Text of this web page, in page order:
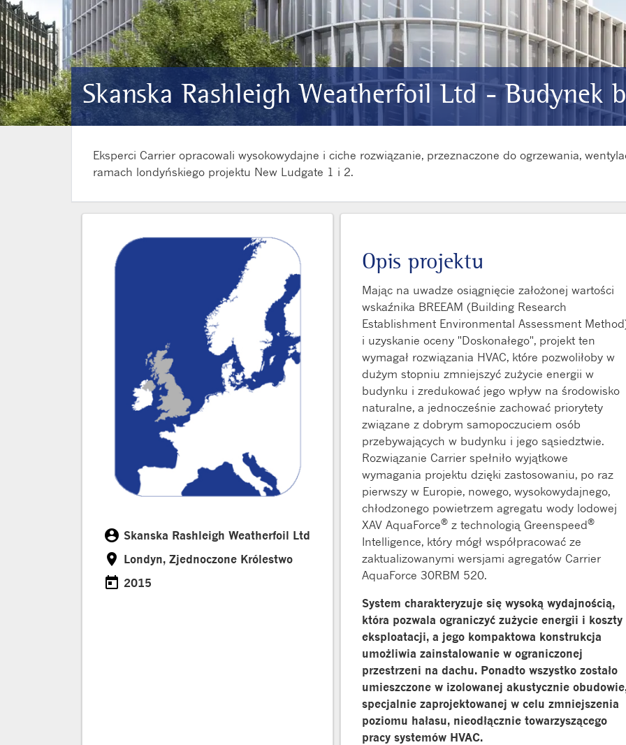
Skanska Rashleigh Weatherfoil Ltd - Budynek
Eksperci Carrier opracowali wysokowydajne i ciche rozwiązanie, przeznaczone do ogrzewania,
ramach londyńskiego projektu New Ludgate 1 i 2.
account_circleKlient
Skanska Rashleigh Weatherfoil Ltd
roomLokalizacja
Londyn, Zjednoczone Królestwo
todayDate
2015
Opis projektu
Mając na uwadze osiągnięcie założonej wartości
wskaźnika BREEAM (Building Research
Establishment Environmental Assessment
i uzyskanie oceny "Doskonałego", projekt ten
wymagał rozwiązania HVAC, które pozwoliłoby w
dużym stopniu zmniejszyć zużycie energii w
budynku i zredukować jego wpływ na środowisko
naturalne, a jednocześnie zachować priorytety
związane z dobrym samopoczuciem osób
przebywających w budynku i jego sąsiedztwie.
Rozwiązanie Carrier spełniło wyjątkowe
wymagania projektu dzięki zastosowaniu, po raz
pierwszy w Europie, nowego, wysokowydajnego,
chłodzonego powietrzem agregatu wody lodowej
XAV AquaForce® z technologią Greenspeed®
Intelligence, który mógł współpracować ze
zaktualizowanymi wersjami agregatów Carrier
AquaForce 30RBM 520.
System charakteryzuje się wysoką wydajnością,
która pozwala ograniczyć zużycie energii i koszty
eksploatacji, a jego kompaktowa konstrukcja
umożliwia zainstalowanie w ograniczonej
przestrzeni na dachu. Ponadto wszystko zostało
umieszczone w izolowanej akustycznie
specjalnie zaprojektowanej w celu zmniejszenia
poziomu hałasu, nieodłącznie towarzyszącego
pracy systemów HVAC.